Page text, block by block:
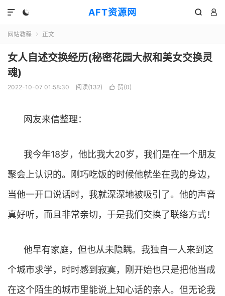
AFT资源网
  

网站教程  正文
女人自述交换经历(秘密花园大叔和美女交换灵
魂)
2022-10-07 01:58:30 阅读(132)  赞(0)
网友来信整理：
我今年18岁，他比我大20岁，我们是在一个朋友
聚会上认识的。刚巧吃饭的时候他就坐在我的身边，
当他一开口说话时，我就深深地被吸引了。他的声音
真好听，而且非常亲切，于是我们交换了联络方式！
他早有家庭，但也从未隐瞒。我独自一人来到这
个城市求学，时时感到寂寞，刚开始也只是把他当成
在这个陌生的城市里能说上知心话的亲人。但无论我